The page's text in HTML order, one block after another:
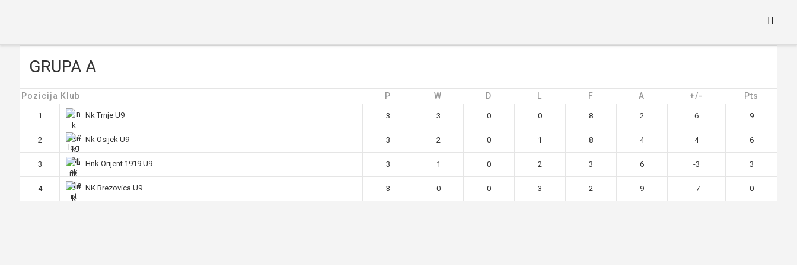
Galerija
Kontakt
GRUPA A
Pozicija Klub P W D L F A +/- Pts
1 Nk Trnje U9 3 3 0 0 8 2 6 9
2 Nk Osijek U9 3 2 0 1 8 4 4 6
3 Hnk Orijent 1919 U9 3 1 0 2 3 6 -3 3
4 NK Brezovica U9 3 0 0 3 2 9 -7 0